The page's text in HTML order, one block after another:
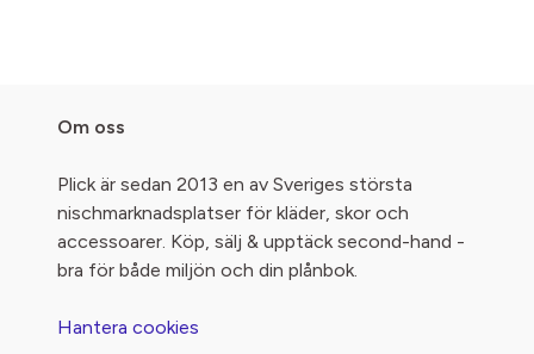
Om oss
Plick är sedan 2013 en av Sveriges största
nischmarknadsplatser för kläder, skor och
accessoarer. Köp, sälj & upptäck second-hand -
bra för både miljön och din plånbok.
Hantera cookies